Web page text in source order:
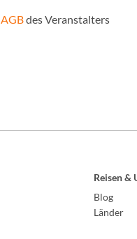
AGBdes Veranstalters
Reisen &
Blog
Länder